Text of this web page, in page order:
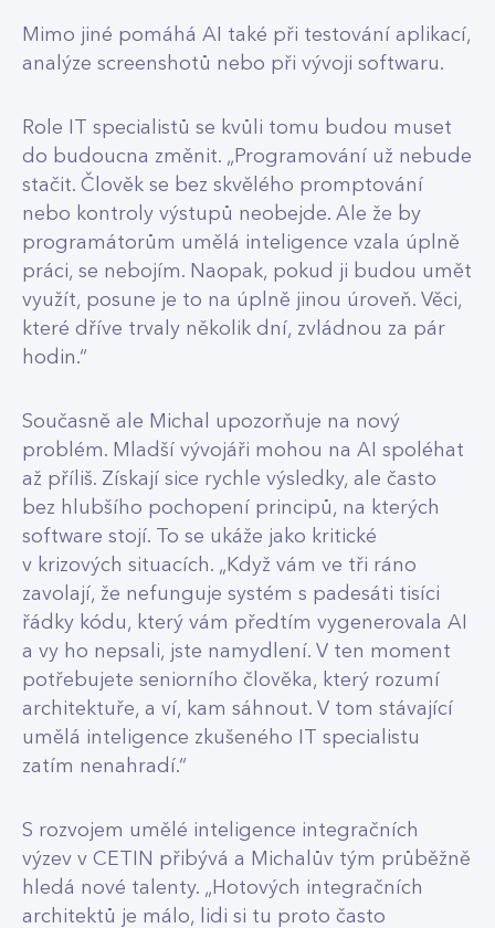
Mimo jiné pomáhá AI také při testování aplikací,
analýze screenshotů nebo při vývoji softwaru.
Role IT specialistů se kvůli tomu budou muset
do budoucna změnit. „Programování už nebude
stačit. Člověk se bez skvělého promptování
nebo kontroly výstupů neobejde. Ale že by
programátorům umělá inteligence vzala úplně
práci, se nebojím. Naopak, pokud ji budou umět
využít, posune je to na úplně jinou úroveň. Věci,
které dříve trvaly několik dní, zvládnou za pár
hodin.“
Současně ale Michal upozorňuje na nový
problém. Mladší vývojáři mohou na AI spoléhat
až příliš. Získají sice rychle výsledky, ale často
bez hlubšího pochopení principů, na kterých
software stojí. To se ukáže jako kritické
v krizových situacích. „Když vám ve tři ráno
zavolají, že nefunguje systém s padesáti tisíci
řádky kódu, který vám předtím vygenerovala AI
a vy ho nepsali, jste namydlení. V ten moment
potřebujete seniorního člověka, který rozumí
architektuře, a ví, kam sáhnout. V tom stávající
umělá inteligence zkušeného IT specialistu
zatím nenahradí.“
S rozvojem umělé inteligence integračních
výzev v CETIN přibývá a Michalův tým průběžně
hledá nové talenty. „Hotových integračních
architektů je málo, lidi si tu proto často